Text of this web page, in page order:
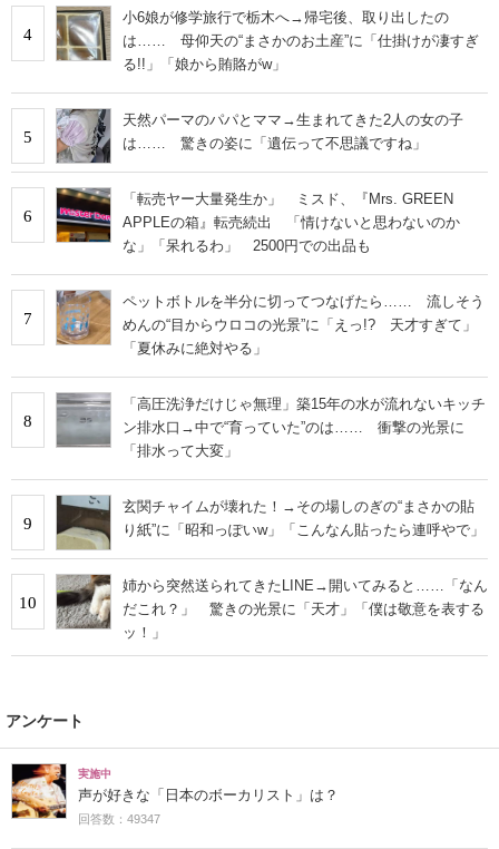
4
小6娘が修学旅行で栃木へ→帰宅後、取り出したの
は…… 母仰天の“まさかのお土産”に「仕掛けが凄すぎ
る!!」「娘から賄賂がw」
5
天然パーマのパパとママ→生まれてきた2人の女の子
は…… 驚きの姿に「遺伝って不思議ですね」
6
「転売ヤー大量発生か」 ミスド、『Mrs. GREEN
APPLEの箱』転売続出 「情けないと思わないのか
な」「呆れるわ」 2500円での出品も
7
ペットボトルを半分に切ってつなげたら…… 流しそう
めんの“目からウロコの光景”に「えっ!? 天才すぎて」
「夏休みに絶対やる」
8
「高圧洗浄だけじゃ無理」築15年の水が流れないキッチ
ン排水口→中で“育っていた”のは…… 衝撃の光景に
「排水って大変」
9
玄関チャイムが壊れた！→その場しのぎの“まさかの貼
り紙”に「昭和っぽいw」「こんなん貼ったら連呼やで」
10
姉から突然送られてきたLINE→開いてみると……「なん
だこれ？」 驚きの光景に「天才」「僕は敬意を表する
ッ！」
アンケート
実施中
声が好きな「日本のボーカリスト」は？
回答数：49347